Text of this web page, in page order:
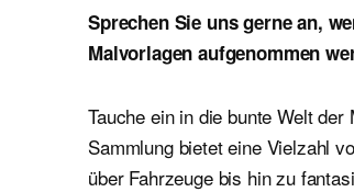
Sprechen Sie uns gerne an,
Malvorlagen aufgenommen
Tauche ein in die bunte Welt
Sammlung bietet eine Vielzahl
über Fahrzeuge bis hin zu